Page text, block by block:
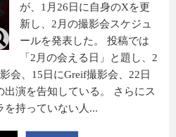
が、1月26日に自身のXを更
新し、2月の撮影会スケジュ
ールを発表した。 投稿では
「2月の会える日」と題し、2
会、15日にGreif撮影会、22日
演を告知している。 さらにス
を持っていない人...